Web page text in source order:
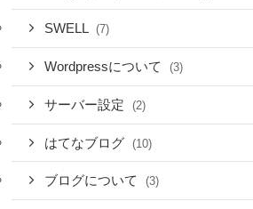
SWELL (7)
Wordpressについて (3)
サーバー設定 (2)
はてなブログ (10)
ブログについて (3)